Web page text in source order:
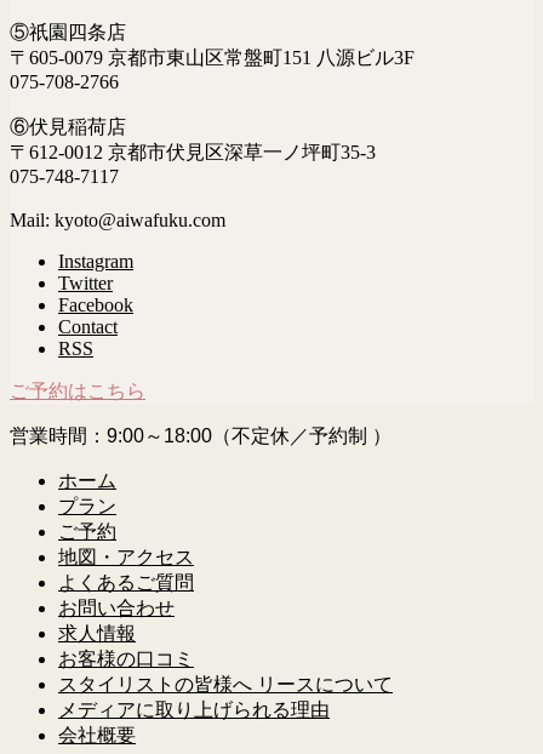
⑤祇園四条店
〒605-0079 京都市東山区常盤町151 八源ビル3F
075-708-2766
⑥伏見稲荷店
〒612-0012 京都市伏見区深草一ノ坪町35-3
075-748-7117
Mail: kyoto@aiwafuku.com
Instagram
Twitter
Facebook
Contact
RSS
ご予約はこちら
営業時間：9:00～18:00（不定休／予約制 ）
ホーム
プラン
ご予約
地図・アクセス
よくあるご質問
お問い合わせ
求人情報
お客様の口コミ
スタイリストの皆様へ リースについて
メディアに取り上げられる理由
会社概要